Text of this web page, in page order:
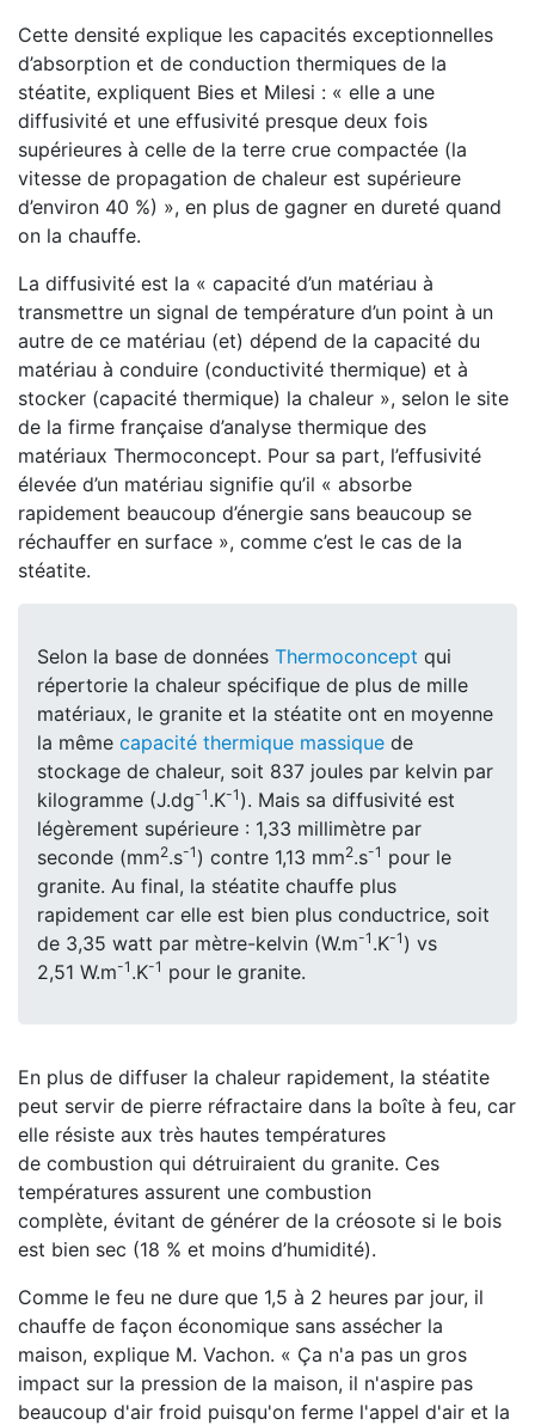
Cette densité explique les capacités exceptionnelles
d’absorption et de conduction thermiques de la
stéatite, expliquent Bies et Milesi : « elle a une
diffusivité et une effusivité presque deux fois
supérieures à celle de la terre crue compactée (la
vitesse de propagation de chaleur est supérieure
d’environ 40 %) », en plus de gagner en dureté quand
on la chauffe.
La diffusivité est la « capacité d’un matériau à
transmettre un signal de température d’un point à un
autre de ce matériau (et) dépend de la capacité du
matériau à conduire (conductivité thermique) et à
stocker (capacité thermique) la chaleur », selon le site
de la firme française d’analyse thermique des
matériaux Thermoconcept. Pour sa part, l’effusivité
élevée d’un matériau signifie qu’il « absorbe
rapidement beaucoup d’énergie sans beaucoup se
réchauffer en surface », comme c’est le cas de la
stéatite.
Selon la base de données Thermoconcept qui
répertorie la chaleur spécifique de plus de mille
matériaux, le granite et la stéatite ont en moyenne
la même capacité thermique massique de
stockage de chaleur, soit 837 joules par kelvin par
kilogramme (J.dg-1 .K-1 ). Mais sa diffusivité est
légèrement supérieure : 1,33 millimètre par
seconde (mm2.s-1 ) contre 1,13 mm2.s-1 pour le
granite. Au final, la stéatite chauffe plus
rapidement car elle est bien plus conductrice, soit
de 3,35 watt par mètre-kelvin (W.m-1 .K-1 ) vs
2,51 W.m-1 .K-1 pour le granite.
En plus de diffuser la chaleur rapidement, la stéatite
peut servir de pierre réfractaire dans la boîte à feu, car
elle résiste aux très hautes températures
de combustion qui détruiraient du granite. Ces
températures assurent une combustion
complète, évitant de générer de la créosote si le bois
est bien sec (18 % et moins d’humidité).
Comme le feu ne dure que 1,5 à 2 heures par jour, il
chauffe de façon économique sans assécher la
maison, explique M. Vachon. « Ça n'a pas un gros
impact sur la pression de la maison, il n'aspire pas
beaucoup d'air froid puisqu'on ferme l'appel d'air et la